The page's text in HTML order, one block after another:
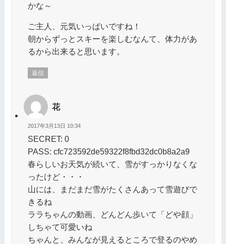
かな～
ご主人、元気いっぱいですね！
朝からずっとスキーを楽しむなんて、体力があ
るから出来ると思います。
返信
花
2017年3月13日 10:34
SECRET: 0
PASS: cfc723592de59322f8fbd32dc0b8a2a9
春らしいお天気が続いて、雪がすっかりなくな
ったけど・・・
山には、まだまだ雪がたくさんあって雪遊びで
きるね
ララちゃんの動画、どんどん歩いて「どや顔」
しちゃて可愛いね
ちゃんと、みんなが見えるところで登るのやめ